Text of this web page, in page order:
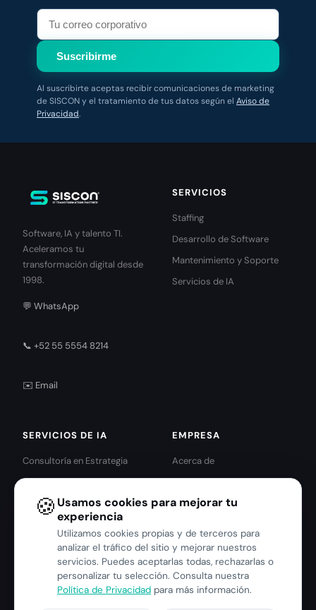
Suscribirme
Al suscribirte aceptas recibir comunicaciones de marketing
de SISCON y el tratamiento de tus datos según el Aviso de
Privacidad.
Software, IA y talento TI.
Aceleramos tu
transformación digital desde
1998.
💬 WhatsApp
📞 +52 55 5554 8214
✉️ Email
SERVICIOS
Staffing
Desarrollo de Software
Mantenimiento y Soporte
Servicios de IA
SERVICIOS DE IA
Consultoría en Estrategia
Agentes de IA
Automatización Inteligente
Analítica e IA Predictiva
Harness Engineering
EMPRESA
Acerca de
Partners IBM · Red Hat
Servicios IBM
Blog
Contacto
Aviso de Privacidad
🍪 Usamos cookies para mejorar tu
experiencia
Utilizamos cookies propias y de terceros para
analizar el tráfico del sitio y mejorar nuestros
servicios. Puedes aceptarlas todas, rechazarlas o
personalizar tu selección. Consulta nuestra
Política de Privacidad para más información.